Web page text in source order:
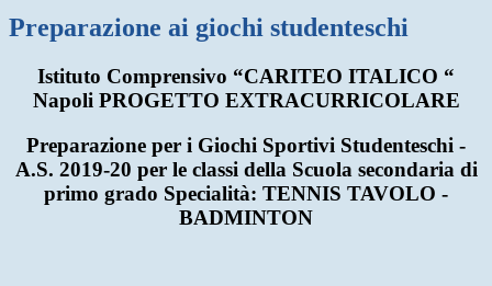
Preparazione ai giochi studenteschi
Istituto Comprensivo “CARITEO ITALICO “
Napoli PROGETTO EXTRACURRICOLARE
Preparazione per i Giochi Sportivi Studenteschi -
A.S. 2019-20 per le classi della Scuola secondaria di
primo grado Specialità: TENNIS TAVOLO -
BADMINTON